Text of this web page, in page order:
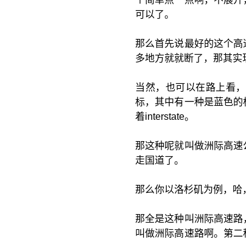
可以了。
那么首先说最好的这个
多地方就就断了，那其实
当然，也可以在路上看
标，其中有一种是蓝色
着interstate。
那这种呢就叫做洲际高
走国道了。
那么你以洛杉矶为例，哈
那全是这种叫洲际高速
叫做洲际高速路啊。第